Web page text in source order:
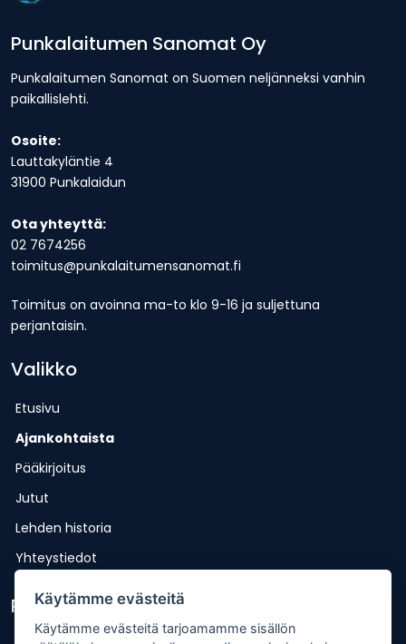
Punkalaitumen Sanomat Oy
Punkalaitumen Sanomat on Suomen neljänneksi vanhin
paikallislehti.
Osoite:
Lauttakyläntie 4
31900 Punkalaidun
Ota yhteyttä:
02 7674256
toimitus@punkalaitumensanomat.fi
Toimitus on avoinna ma-to klo 9-16 ja suljettuna
perjantaisin.
Valikko
Etusivu
Ajankohtaista
Pääkirjoitus
Jutut
Lehden historia
Yhteystiedot
Pikalinkit
Käytämme evästeitä
Käytämme evästeitä tarjoamamme sisällön